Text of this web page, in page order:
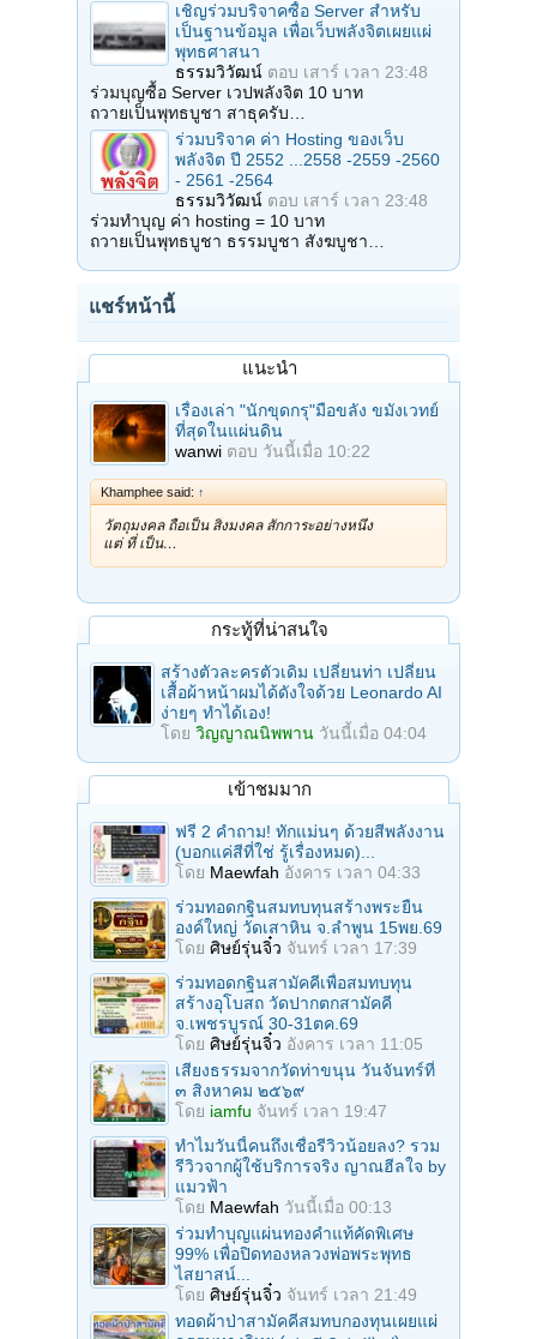
เชิญร่วมบริจาคซื้อ Server สำหรับ
เป็นฐานข้อมูล เพื่อเว็บพลังจิตเผยแผ่
พุทธศาสนา
ธรรมวิวัฒน์ ตอบ เสาร์ เวลา 23:48
ร่วมบุญซื้อ Server เวปพลังจิต 10 บาท
ถวายเป็นพุทธบูชา สาธุครับ…
ร่วมบริจาค ค่า Hosting ของเว็บ
พลังจิต ปี 2552 ...2558 -2559 -2560
- 2561 -2564
ธรรมวิวัฒน์ ตอบ เสาร์ เวลา 23:48
ร่วมทำบุญ ค่า hosting = 10 บาท
ถวายเป็นพุทธบูชา ธรรมบูชา สังฆบูชา…
แชร์หน้านี้
แนะนำ
เรื่องเล่า "นักขุดกรุ"มือขลัง ขมังเวทย์
ที่สุดในแผ่นดิน
wanwi ตอบ วันนี้เมื่อ 10:22
Khamphee said: ↑
วัตถุมงคล ถือเป็น สิ่งมงคล สักการะอย่างหนึ่ง
แต่ ที่ เป็น…
กระทู้ที่น่าสนใจ
สร้างตัวละครตัวเดิม เปลี่ยนท่า เปลี่ยน
เสื้อผ้าหน้าผมได้ดังใจด้วย Leonardo AI
ง่ายๆ ทำได้เอง!
โดย วิญญาณนิพพาน วันนี้เมื่อ 04:04
เข้าชมมาก
ฟรี 2 คำถาม! ทักแม่นๆ ด้วยสีพลังงาน
(บอกแค่สีที่ใช่ รู้เรื่องหมด)...
โดย Maewfah อังคาร เวลา 04:33
ร่วมทอดกฐินสมทบทุนสร้างพระยืน
องค์ใหญ่ วัดเสาหิน จ.ลําพูน 15พย.69
โดย ศิษย์รุ่นจิ๋ว จันทร์ เวลา 17:39
ร่วมทอดกฐินสามัคคีเพื่อสมทบทุน
สร้างอุโบสถ วัดปากตกสามัคคี
จ.เพชรบูรณ์ 30-31ตค.69
โดย ศิษย์รุ่นจิ๋ว อังคาร เวลา 11:05
เสียงธรรมจากวัดท่าขนุน วันจันทร์ที่
๓ สิงหาคม ๒๕๖๙
โดย iamfu จันทร์ เวลา 19:47
ทำไมวันนี้คนถึงเชื่อรีวิวน้อยลง? รวม
รีวิวจากผู้ใช้บริการจริง ญาณฮีลใจ by
แมวฟ้า
โดย Maewfah วันนี้เมื่อ 00:13
ร่วมทําบุญแผ่นทองคำแท้คัดพิเศษ
99% เพื่อปิดทองหลวงพ่อพระพุทธ
ไสยาสน์...
โดย ศิษย์รุ่นจิ๋ว จันทร์ เวลา 21:49
ทอดผ้าป่าสามัคคีสมทบกองทุนเผยแผ่